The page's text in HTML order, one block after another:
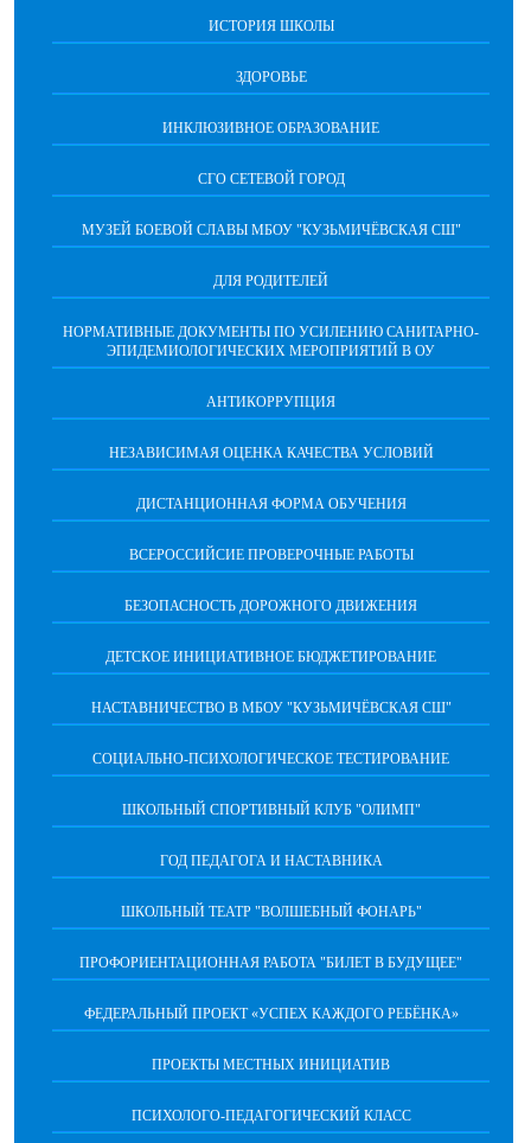
ИСТОРИЯ ШКОЛЫ
ЗДОРОВЬЕ
ИНКЛЮЗИВНОЕ ОБРАЗОВАНИЕ
СГО СЕТЕВОЙ ГОРОД
МУЗЕЙ БОЕВОЙ СЛАВЫ МБОУ "КУЗЬМИЧЁВСКАЯ СШ"
ДЛЯ РОДИТЕЛЕЙ
НОРМАТИВНЫЕ ДОКУМЕНТЫ ПО УСИЛЕНИЮ САНИТАРНО-
ЭПИДЕМИОЛОГИЧЕСКИХ МЕРОПРИЯТИЙ В ОУ
АНТИКОРРУПЦИЯ
НЕЗАВИСИМАЯ ОЦЕНКА КАЧЕСТВА УСЛОВИЙ
ДИСТАНЦИОННАЯ ФОРМА ОБУЧЕНИЯ
ВСЕРОССИЙСИЕ ПРОВЕРОЧНЫЕ РАБОТЫ
БЕЗОПАСНОСТЬ ДОРОЖНОГО ДВИЖЕНИЯ
ДЕТСКОЕ ИНИЦИАТИВНОЕ БЮДЖЕТИРОВАНИЕ
НАСТАВНИЧЕСТВО В МБОУ "КУЗЬМИЧЁВСКАЯ СШ"
СОЦИАЛЬНО-ПСИХОЛОГИЧЕСКОЕ ТЕСТИРОВАНИЕ
ШКОЛЬНЫЙ СПОРТИВНЫЙ КЛУБ "ОЛИМП"
ГОД ПЕДАГОГА И НАСТАВНИКА
ШКОЛЬНЫЙ ТЕАТР "ВОЛШЕБНЫЙ ФОНАРЬ"
ПРОФОРИЕНТАЦИОННАЯ РАБОТА "БИЛЕТ В БУДУЩЕЕ"
ФЕДЕРАЛЬНЫЙ ПРОЕКТ «УСПЕХ КАЖДОГО РЕБЁНКА»
ПРОЕКТЫ МЕСТНЫХ ИНИЦИАТИВ
ПСИХОЛОГО-ПЕДАГОГИЧЕСКИЙ КЛАСС